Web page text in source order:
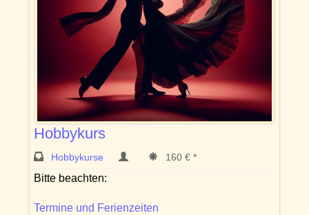
Hobbykurs
Hobbykurse 160 € *
Bitte beachten:
Termine und Ferienzeiten